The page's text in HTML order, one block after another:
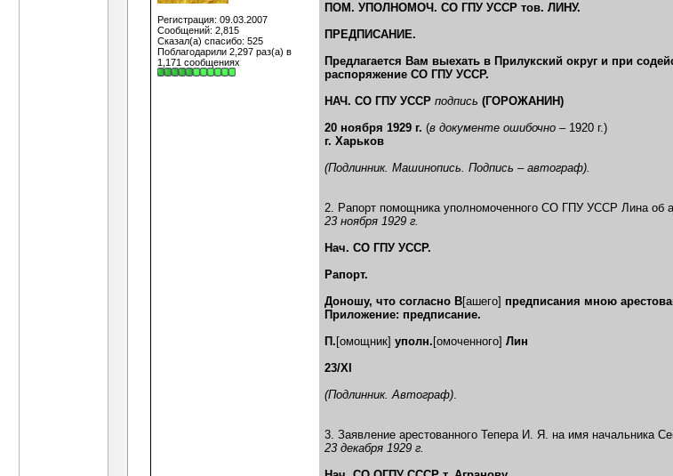
Регистрация: 09.03.2007
Сообщений: 2,815
Сказал(а) спасибо: 525
Поблагодарили 2,297 раз(а) в
1,171 сообщениях
ПОМ. УПОЛНОМОЧ. СО ГПУ УССР тов. ЛИНУ.
ПРЕДПИСАНИЕ.
Предлагается Вам выехать в Прилукский округ и при
распоряжение СО ГПУ УССР.
НАЧ. СО ГПУ УССР подпись (ГОРОЖАНИН)
20 ноября 1929 г. (в документе ошибочно – 1920 г.)
г. Харьков
(Подлинник. Машинопись. Подпись – автограф).
2. Рапорт помощника уполномоченного СО ГПУ УССР Лина об
23 ноября 1929 г.
Нач. СО ГПУ УССР.
Рапорт.
Доношу, что согласно В[ашего] предписания мною
Приложение: предписание.
П. [омощник] уполн. [омоченного] Лин
23/XI
(Подлинник. Автограф).
3. Заявление арестованного Тепера И. Я. на имя начальника
23 декабря 1929 г.